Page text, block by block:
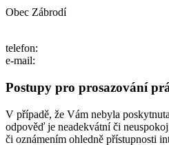
Obec Zábrodí
telefon:
e-mail:
Postupy pro prosazování
V případě, že Vám nebyla
odpověď je neadekvátní či
či oznámením ohledně přístupnosti